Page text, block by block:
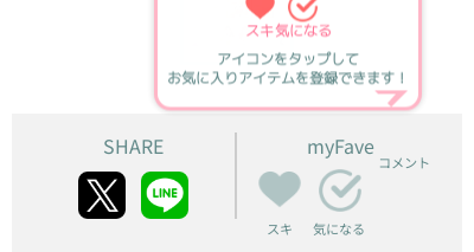
スキ気になる
アイコンをタップして
お気に入りアイテムを登録できます！
SHARE myFave
スキ 気になる
コメント